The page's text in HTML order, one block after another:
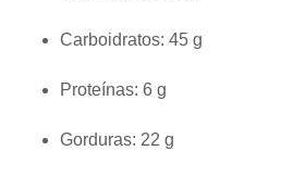
Carboidratos: 45 g
Proteínas: 6 g
Gorduras: 22 g